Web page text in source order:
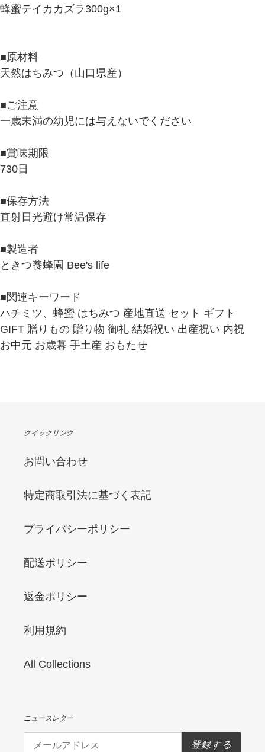
蜂蜜テイカカズラ300g×1
■原材料
天然はちみつ（山口県産）
■ご注意
一歳未満の幼児には与えないでください
■賞味期限
730日
■保存方法
直射日光避け常温保存
■製造者
ときつ養蜂園 Bee's life
■関連キーワード
ハチミツ、蜂蜜 はちみつ 産地直送 セット ギフト
GIFT 贈りもの 贈り物 御礼 結婚祝い 出産祝い 内祝
お中元 お歳暮 手土産 おもたせ
クイックリンク
お問い合わせ
特定商取引法に基づく表記
プライバシーポリシー
配送ポリシー
返金ポリシー
利用規約
All Collections
ニュースレター
登録する